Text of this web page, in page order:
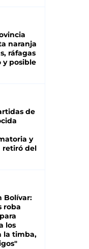
naranja
ráfagas
y posible
de
y
retiró del
Bolívar:
roba
los
la timba,